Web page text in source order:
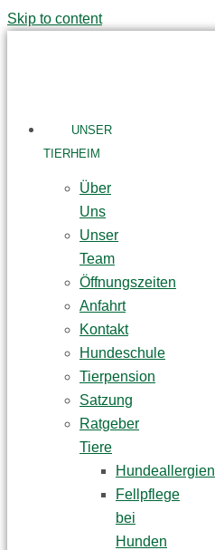
Skip to content
UNSER
TIERHEIM
Über
Uns
Unser
Team
Öffnungszeiten
Anfahrt
Kontakt
Hundeschule
Tierpension
Satzung
Ratgeber
Tiere
Hundeallergien
Fellpflege
bei
Hunden